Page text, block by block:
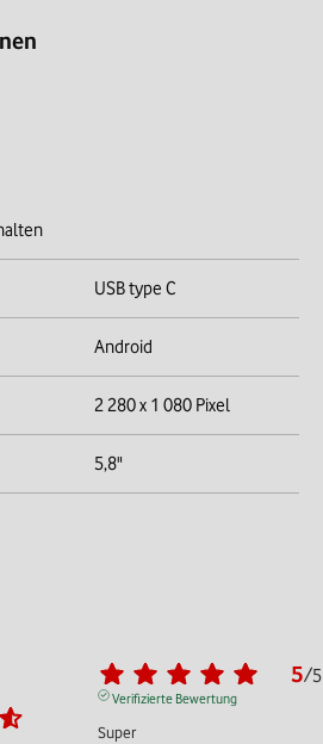
USB type C
Android
2 280 x 1 080 Pixel
5,8"
5/5
Verifizierte Bewertung
Super